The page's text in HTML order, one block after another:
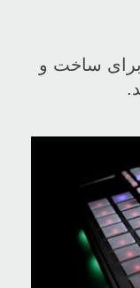
از ‏Pattern Set‏ و ‏Pattern Chain‏ برای ساخت و